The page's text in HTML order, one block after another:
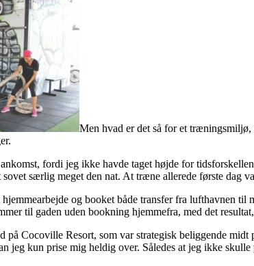
Men hvad er det så for et
fordi jeg ikke havde taget højde for
særlig meget den nat. At træne allerede første dag
og booket både transfer fra lufthavnen
til gaden uden bookning hjemmefra, med det
på Cocoville Resort, som var strategisk beliggende
jeg kun prise mig heldig over. Således at jeg ikke